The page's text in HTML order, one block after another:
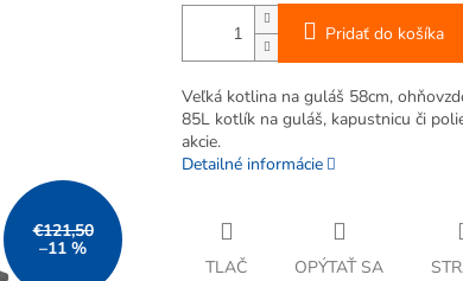
€121,50
–11 %
Pridať do košíka
Veľká kotlina na guláš 58cm,
85L kotlík na guláš, kapustnicu či
akcie.
Detailné informácie
TLAČ OPÝTAŤ SA